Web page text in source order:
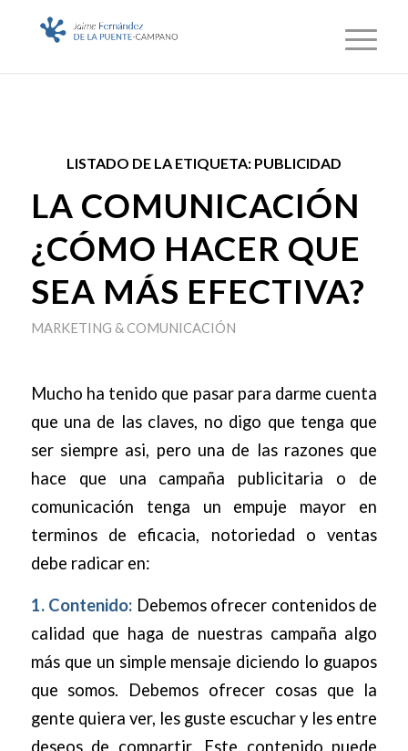
LISTADO DE LA ETIQUETA: PUBLICIDAD
LA COMUNICACIÓN
¿CÓMO HACER QUE
SEA MÁS EFECTIVA?
MARKETING & COMUNICACIÓN
Mucho ha tenido que pasar para darme cuenta
que una de las claves, no digo que tenga que
ser siempre asi, pero una de las razones que
hace que una campaña publicitaria o de
comunicación tenga un empuje mayor en
terminos de eficacia, notoriedad o ventas
debe radicar en:
1. Contenido: Debemos ofrecer contenidos de
calidad que haga de nuestras campaña algo
más que un simple mensaje diciendo lo guapos
que somos. Debemos ofrecer cosas que la
gente quiera ver, les guste escuchar y les entre
deseos de compartir. Este contenido puede